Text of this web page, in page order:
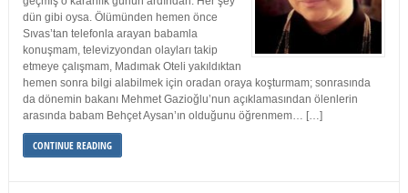
dün gibi oysa. Ölümünden hemen önce
Sıvas’tan telefonla arayan babamla
konuşmam, televizyondan olayları takip
etmeye çalışmam, Madımak Oteli yakıldıktan
hemen sonra bilgi alabilmek için oradan oraya koşturmam; sonrasında
da dönemin bakanı Mehmet Gazioğlu’nun açıklamasından ölenlerin
arasında babam Behçet Aysan’ın olduğunu öğrenmem… […]
CONTINUE READING